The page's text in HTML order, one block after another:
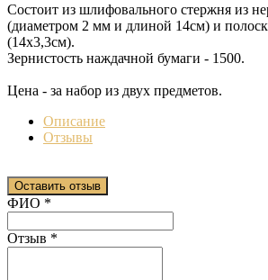
Состоит из шлифовального стержня из
(диаметром 2 мм и длиной 14см) и
(14х3,3см).
Зернистость наждачной бумаги - 1500.
Цена - за набор из двух предметов.
Описание
Отзывы
Оставить отзыв
Ваш отзыв был отправлен!
ФИО *
Отзыв *